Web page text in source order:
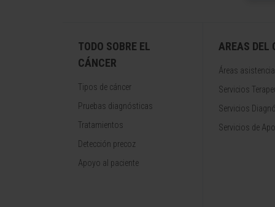
TODO SOBRE EL
CÁNCER
Tipos de cáncer
Pruebas diagnósticas
Tratamientos
Detección precoz
Apoyo al paciente
AREAS DEL
Áreas
Servicios
Servicios
Servicios de